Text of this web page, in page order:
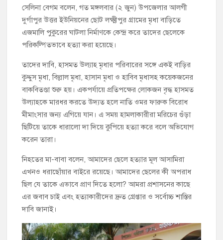
সেলিনা বেগম বলেন, গত মঙ্গলবার (২ জুন) উপজেলার আলগী
দুর্গাপুর উত্তর ইউনিয়নের ছোট লক্ষ্মীপুর গ্রামের মৃধা বাড়িতে
এজমালি পুকুরের ঘাটলা নির্মাণকে কেন্দ্র করে তাদের ছেলেকে
পরিকল্পিতভাবে হত্যা করা হয়েছে।
তাদের দাবি, হাসমত উল্যাহ মৃধার পরিবারের সঙ্গে একই বাড়ির
কুদ্দুস মৃধা, বিল্লাল মৃধা, হাসান মৃধা ও হাবিব মৃধাসহ কয়েকজনের
বাকবিতণ্ডা শুরু হয়। একপর্যায়ে প্রতিপক্ষের লোকজন বৃদ্ধ হাসমত
উল্যাহকে মারধর করতে উদ্যত হলে নাতি ওমর ফারুক বিরোধ
মীমাংসার জন্য এগিয়ে যান। এ সময় হামলাকারীরা মরিচের গুঁড়া
ছিটিয়ে তাকে ধারালো দা দিয়ে কুপিয়ে হত্যা করে বলে অভিযোগ
করেন তারা।
নিহতের মা-বাবা বলেন, আমাদের ছেলে হত্যার মূল আসামিরা
এখনও ধরাছোঁয়ার বাইরে রয়েছে। আমাদের ছেলের কী অপরাধ
ছিল যে তাকে এভাবে প্রাণ দিতে হলো? আমরা প্রশাসনের কাছে
এর জবাব চাই এবং হত্যাকারীদের দ্রুত গ্রেপ্তার ও সর্বোচ্চ শাস্তির
দাবি জানাই।